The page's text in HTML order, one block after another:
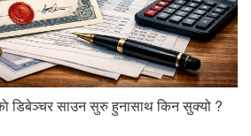
डिबेञ्चर साउन सुरु हुनासाथ किन सुक्यो ?